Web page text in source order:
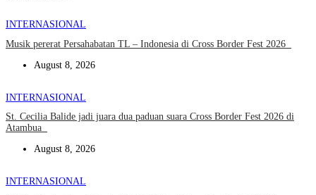
INTERNASIONAL
Musik pererat Persahabatan TL – Indonesia di Cross Border Fest 2026
August 8, 2026
INTERNASIONAL
St. Cecilia Balide jadi juara dua paduan suara Cross Border Fest 2026 di
Atambua
August 8, 2026
INTERNASIONAL